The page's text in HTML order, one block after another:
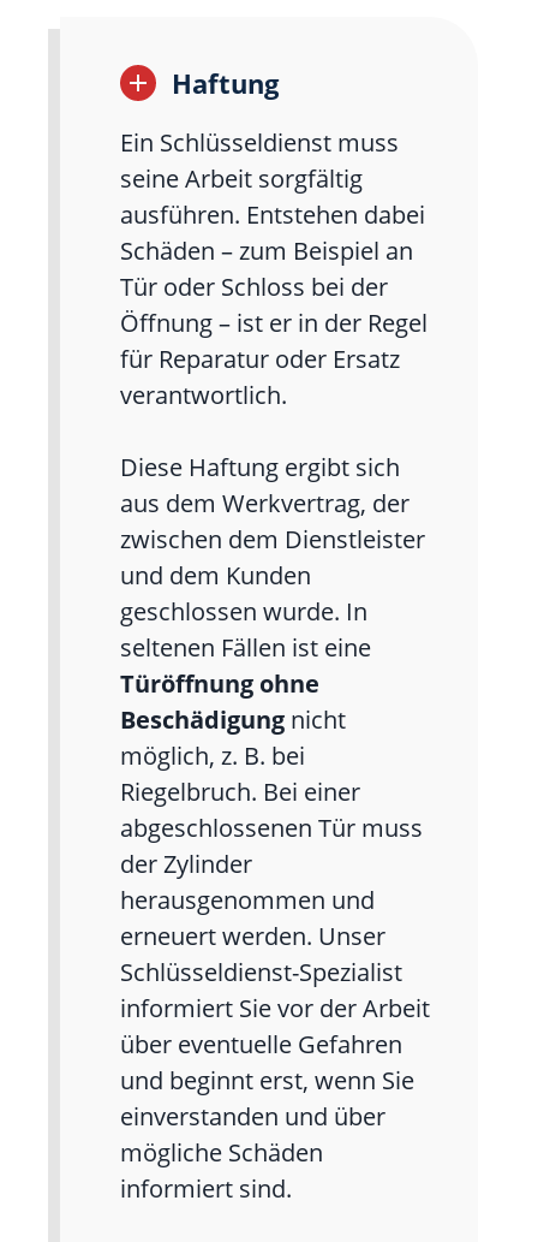
Haftung
Ein Schlüsseldienst muss
seine Arbeit sorgfältig
ausführen. Entstehen dabei
Schäden – zum Beispiel an
Tür oder Schloss bei der
Öffnung – ist er in der Regel
für Reparatur oder Ersatz
verantwortlich.
Diese Haftung ergibt sich
aus dem Werkvertrag, der
zwischen dem Dienstleister
und dem Kunden
geschlossen wurde. In
seltenen Fällen ist eine
Türöffnung ohne
Beschädigung nicht
möglich, z. B. bei
Riegelbruch. Bei einer
abgeschlossenen Tür muss
der Zylinder
herausgenommen und
erneuert werden. Unser
Schlüsseldienst-Spezialist
informiert Sie vor der Arbeit
über eventuelle Gefahren
und beginnt erst, wenn Sie
einverstanden und über
mögliche Schäden
informiert sind.